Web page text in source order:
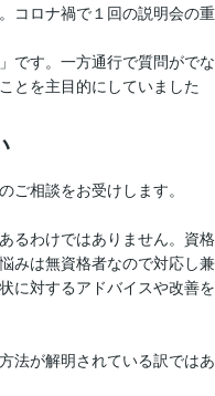
コロナ禍で１回の説明会の
です。一方通行で質問がで
とを主目的にしていました
ご相談をお受けします。
るわけではありません。資
みは無資格者なので対応し兼
に対するアドバイスや改善
法が解明されている訳では